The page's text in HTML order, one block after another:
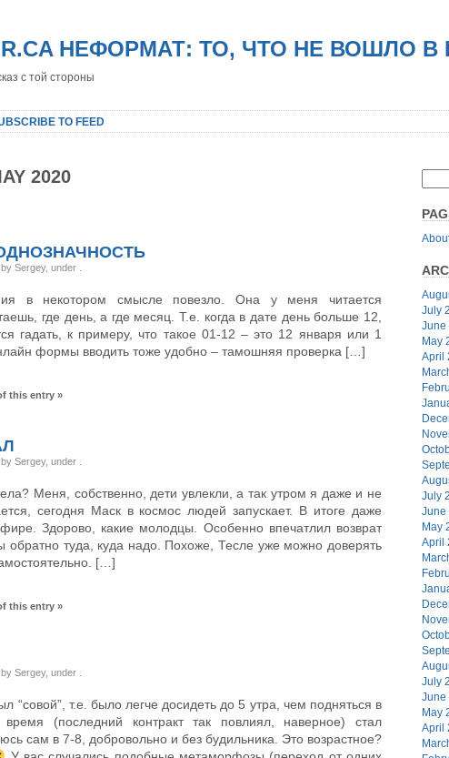
НЕФОРМАТ: ТО, ЧТО НЕ ВОШЛО
с той стороны
TO FEED
2020
Sergey, under
в некотором смысле повезло. Она у меня читается
где день, а где месяц. Т.е. когда в дате день больше 12,
гадать, к примеру, что такое 01-12 – это 12 января или 1
формы вводить тоже удобно – тамошняя проверка […]
this entry »
Sergey, under
Меня, собственно, дети увлекли, а так утром я даже и не
сегодня Маск в космос людей запускает. В итоге даже
Здорово, какие молодцы. Особенно впечатлил возврат
обратно туда, куда надо. Похоже, Тесле уже можно доверять
[…]
this entry »
Sergey, under
“совой”, т.е. было легче досидеть до 5 утра, чем подняться в
(последний контракт так повлиял, наверное) стал
сам в 7-8, добровольно и без будильника. Это возрастное?
July
June
May
April
July
June
May
April
July
June
May
April